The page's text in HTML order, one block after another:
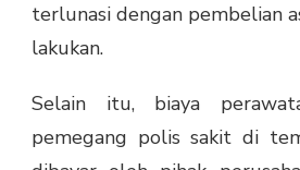
terlunasi dengan pembelian
lakukan.
Selain itu, biaya
pemegang polis sakit di